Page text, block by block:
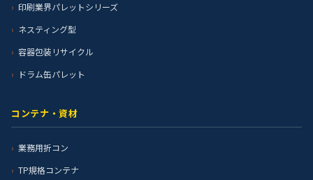
印刷業界パレットシリーズ
ネスティング型
容器包装リサイクル
ドラム缶パレット
コンテナ・資材
業務用折コン
TP規格コンテナ